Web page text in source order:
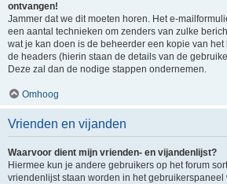
ontvangen!
Jammer dat we dit moeten horen. Het e-
een aantal technieken om zenders van zulke
wat je kan doen is de beheerder een kopie van
de headers (hierin staan de details van de
Deze zal dan de nodige stappen ondernemen.
Omhoog
Vrienden en vijanden
Waarvoor dient mijn vrienden- en vijandenlijst?
Hiermee kun je andere gebruikers op het forum
vriendenlijst staan worden in het gebruikerspaneel